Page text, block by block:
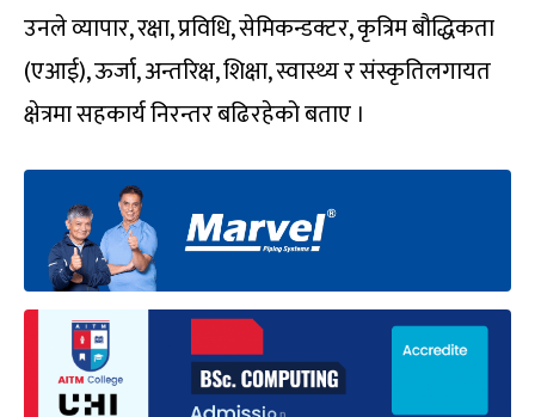
उनले व्यापार, रक्षा, प्रविधि, सेमिकन्डक्टर, कृत्रिम बौद्धिकता
(एआई), ऊर्जा, अन्तरिक्ष, शिक्षा, स्वास्थ्य र संस्कृतिलगायत
क्षेत्रमा सहकार्य निरन्तर बढिरहेको बताए ।